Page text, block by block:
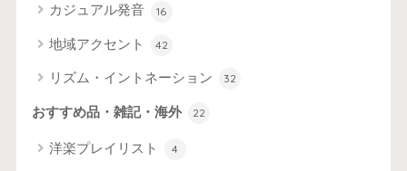
カジュアル発音 16
地域アクセント 42
リズム・イントネーション 32
おすすめ品・雑記・海外 22
洋楽プレイリスト 4